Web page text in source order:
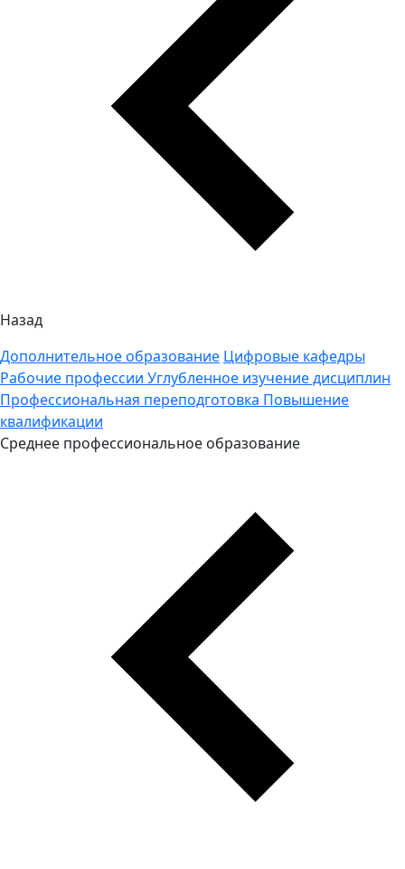
Назад
Дополнительное образование Цифровые кафедры
Рабочие профессии Углубленное изучение дисциплин
Профессиональная переподготовка Повышение
квалификации
Среднее профессиональное образование